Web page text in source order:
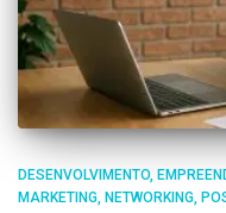
DESENVOLVIMENTO
MARKETING NETWORKING